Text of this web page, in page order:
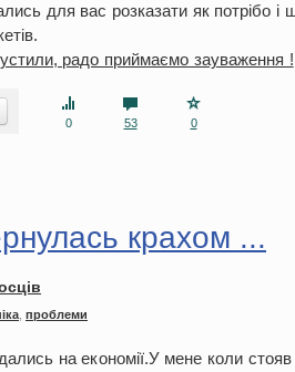
для вас розказати як потрібо і
радо приймаємо зауваження !
0
53 0
крахом ...
проблеми
на економії.У мене коли стояв